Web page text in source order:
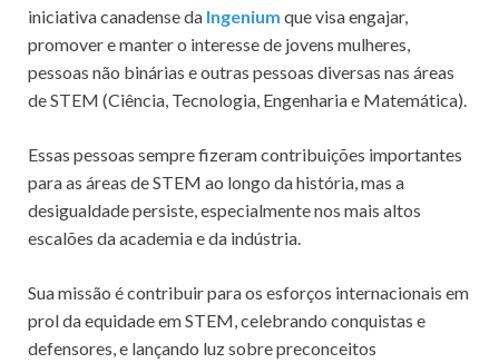
iniciativa canadense da Ingenium que visa engajar,
promover e manter o interesse de jovens mulheres,
pessoas não binárias e outras pessoas diversas nas áreas
de STEM (Ciência, Tecnologia, Engenharia e Matemática).
Essas pessoas sempre fizeram contribuições importantes
para as áreas de STEM ao longo da história, mas a
desigualdade persiste, especialmente nos mais altos
escalões da academia e da indústria.
Sua missão é contribuir para os esforços internacionais em
prol da equidade em STEM, celebrando conquistas e
defensores, e lançando luz sobre preconceitos